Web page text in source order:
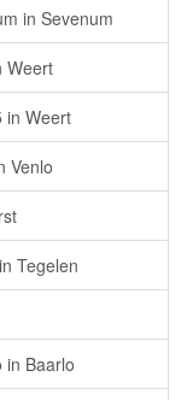
in Sevenum
Weert
in Weert
Venlo
Tegelen
in Baarlo